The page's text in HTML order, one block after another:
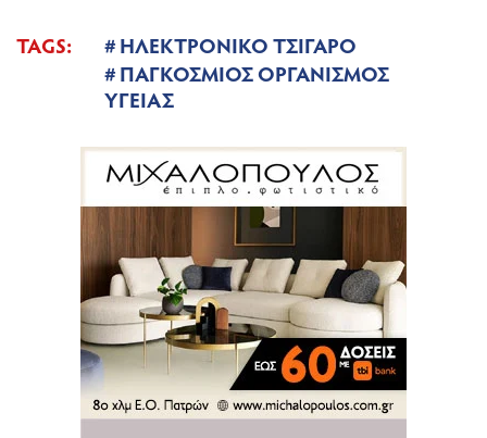
TAGS:
ΗΛΕΚΤΡΟΝΙΚΟ ΤΣΙΓΑΡΟ
ΠΑΓΚΟΣΜΙΟΣ ΟΡΓΑΝΙΣΜΟΣ
ΥΓΕΙΑΣ